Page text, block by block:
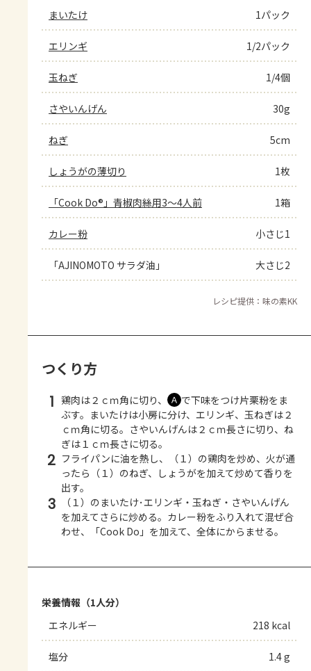
まいたけ 1パック
エリンギ 1/2パック
玉ねぎ 1/4個
さやいんげん 30g
ねぎ 5cm
しょうがの薄切り 1枚
「Cook Do®」青椒肉絲用3～4人前 1箱
カレー粉 小さじ1
「AJINOMOTO サラダ油」 大さじ2
レシピ提供：味の素KK
つくり方
1 鶏肉は２ｃｍ角に切り、 Ａ で下味をつけ片栗粉をま
ぶす。まいたけは小房に分け、エリンギ、玉ねぎは２
ｃｍ角に切る。さやいんげんは２ｃｍ長さに切り、ね
ぎは１ｃｍ長さに切る。
2 フライパンに油を熱し、（１）の鶏肉を炒め、火が通
ったら（１）のねぎ、しょうがを加えて炒めて香りを
出す。
3
（１）のまいたけ･エリンギ・玉ねぎ・さやいんげん
を加えてさらに炒める。カレー粉をふり入れて混ぜ合
わせ、「Cook Do」を加えて、全体にからませる。
栄養情報（1人分）
エネルギー
218 kcal
塩分 1.4 g